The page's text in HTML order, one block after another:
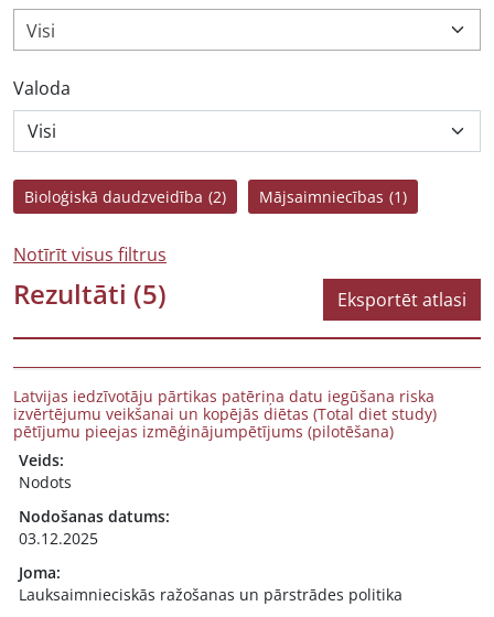
Visi
Valoda
Bioloģiskā daudzveidība (2) Mājsaimniecības (1)
Notīrīt visus filtrus
Rezultāti (5) Eksportēt atlasi
Latvijas iedzīvotāju pārtikas patēriņa datu iegūšana riska
izvērtējumu veikšanai un kopējās diētas (Total diet study)
pētījumu pieejas izmēģinājumpētījums (pilotēšana)
Veids:
Nodots
Nodošanas datums:
03.12.2025
Joma:
Lauksaimnieciskās ražošanas un pārstrādes politika